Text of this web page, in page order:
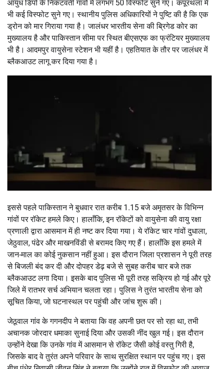
आयुध डिपो के निकटवर्ती गांवों में लगभग 50 विस्फोट सुने गए। कपूरथला में
भी कई विस्फोट सुने गए। स्थानीय पुलिस अधिकारियों ने पुष्टि की है कि एक
ड्रोन को मार गिराया गया है। जालंधर भारतीय सेना की ब्रिगेड कोर का
मुख्यालय है और पाकिस्तान सीमा पर स्थित बीएसएफ का फ्रंटियर मुख्यालय
भी है। आदमपुर वायुसेना स्टेशन भी यहीं है। एहतियात के तौर पर जालंधर में
ब्लैकआउट लागू कर दिया गया है।
इससे पहले पाकिस्तान ने बुधवार रात करीब 1.15 बजे अमृतसर के विभिन्न
गांवों पर रॉकेट हमले किए। हालाँकि, इन रॉकेटों को वायुसेना की वायु रक्षा
प्रणाली द्वारा आसमान में ही नष्ट कर दिया गया। ये रॉकेट चार गांवों दुधाला,
जेठुवाल, पंढेर और माखनविंडी से बरामद किए गए हैं। हालाँकि इस हमले में
जान-माल का कोई नुकसान नहीं हुआ। इस दौरान जिला प्रशासन ने पूरी तरह
से बिजली बंद कर दी और दोपहर डेढ़ बजे से सुबह करीब चार बजे तक
ब्लैकआउट लगा दिया। इसके बाद पुलिस भी पूरी तरह सक्रिय हो गई और पूरे
जिले में रातभर सर्च अभियान चलता रहा। पुलिस ने तुरंत भारतीय सेना को
सूचित किया, जो घटनास्थल पर पहुंची और जांच शुरू की।
जेठूवाल गांव के गगनदीप ने बताया कि वह अपनी छत पर सो रहा था, तभी
अचानक जोरदार धमाका सुनाई दिया और उसकी नींद खुल गई। इस दौरान
उन्होंने देखा कि उनके गांव में आसमान से रॉकेट जैसी कोई वस्तु गिरी है,
जिसके बाद वे तुरंत अपने परिवार के साथ सुरक्षित स्थान पर पहुंच गए। इस